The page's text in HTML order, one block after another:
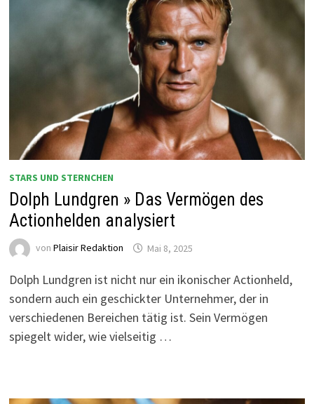
STARS UND STERNCHEN
Dolph Lundgren » Das Vermögen des
Actionhelden analysiert
von Plaisir Redaktion Mai 8, 2025
Dolph Lundgren ist nicht nur ein ikonischer Actionheld,
sondern auch ein geschickter Unternehmer, der in
verschiedenen Bereichen tätig ist. Sein Vermögen
spiegelt wider, wie vielseitig …